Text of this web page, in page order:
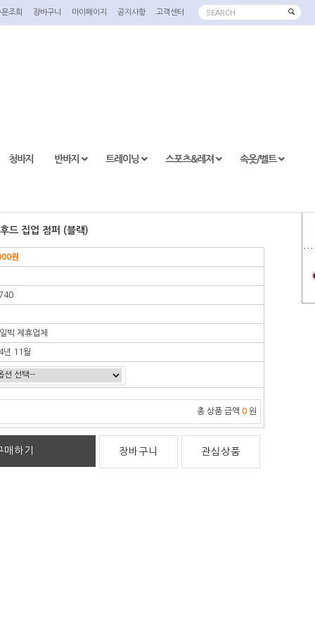
SEARCH
문조회 장바구니 마이페이지 공지사항 고객센터
청바지 반바지 트레이닝 스포츠&레져 속옷/벨트
드 집업 점퍼 (블랙)
원
빅 제휴업체
년 11월
총 상품 금액 0 원
매하기 장바구니 관심상품